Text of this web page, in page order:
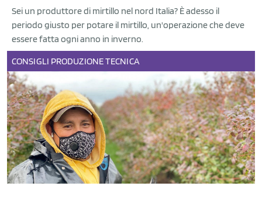
Sei un produttore di mirtillo nel nord Italia? È adesso il
periodo giusto per potare il mirtillo, un'operazione che deve
essere fatta ogni anno in inverno.
CONSIGLI PRODUZIONETECNICA